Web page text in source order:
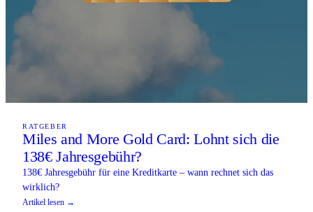
RATGEBER
Miles and More Gold Card: Lohnt sich die
138€ Jahresgebühr?
138€ Jahresgebühr für eine Kreditkarte – wann rechnet sich das
wirklich?
Artikel lesen →